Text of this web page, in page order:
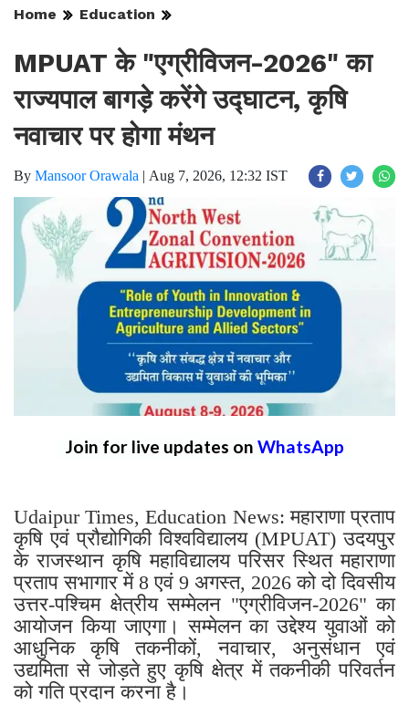
Home Education
MPUAT के "एग्रीविजन-2026" का
राज्यपाल बागड़े करेंगे उद्घाटन, कृषि
नवाचार पर होगा मंथन
By Mansoor Orawala | Aug 7, 2026, 12:32 IST
Join for live updates on WhatsApp
Udaipur Times, Education News: महाराणा प्रताप
कृषि एवं प्रौद्योगिकी विश्वविद्यालय (MPUAT) उदयपुर
के राजस्थान कृषि महाविद्यालय परिसर स्थित महाराणा
प्रताप सभागार में 8 एवं 9 अगस्त, 2026 को दो दिवसीय
उत्तर-पश्चिम क्षेत्रीय सम्मेलन "एग्रीविजन-2026" का
आयोजन किया जाएगा। सम्मेलन का उद्देश्य युवाओं को
आधुनिक कृषि तकनीकों, नवाचार, अनुसंधान एवं
उद्यमिता से जोड़ते हुए कृषि क्षेत्र में तकनीकी परिवर्तन
को गति प्रदान करना है।